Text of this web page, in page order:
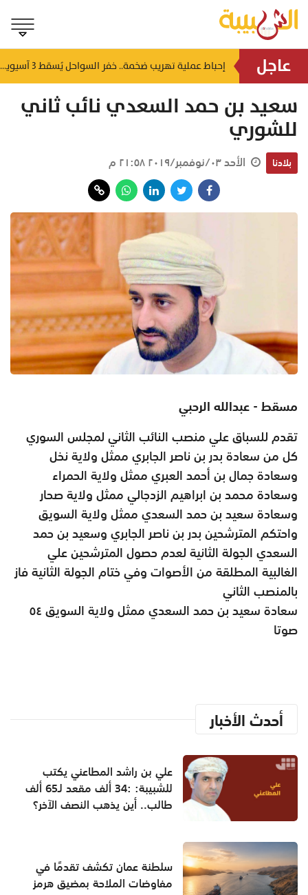
عاجل منذ ١٢ ساعة إحباط عملية تهريب ضخمة.. خفر السواحل يُسقط 3 آسيويين بحوزتهم 66 كجم من الكريستال
سعيد بن حمد السعدي نائب ثاني
للشوري
بلادنا الأحد ٠٣/نوفمبر/٢٠١٩ ٢١:٥٨ م
مسقط - عبدالله الرحبي
تقدم للسباق علي منصب النائب الثاني لمجلس السوري
كل من سعادة بدر بن ناصر الجابري ممثل ولاية نخل
وسعادة جمال بن أحمد العبري ممثل ولاية الحمراء
وسعادة محمد بن ابراهيم الزدجالي ممثل ولاية صحار
وسعادة سعيد بن حمد السعدي ممثل ولاية السويق
واحتكم المترشحين بدر بن ناصر الجابري وسعيد بن حمد
السعدي الجولة الثانية لعدم حصول المترشحين علي
الغالبية المطلقة من الأصوات وفي ختام الجولة الثانية فاز
بالمنصب الثاني
سعادة سعيد بن حمد السعدي ممثل ولاية السويق ٥٤
صوتا
أحدث الأخبار
علي بن راشد المطاعني يكتب
للشبيبة: :34 ألف مقعد لـ65 ألف
طالب.. أين يذهب النصف الآخر؟
سلطنة عمان تكشف تقدمًا في
مفاوضات الملاحة بمضيق هرمز